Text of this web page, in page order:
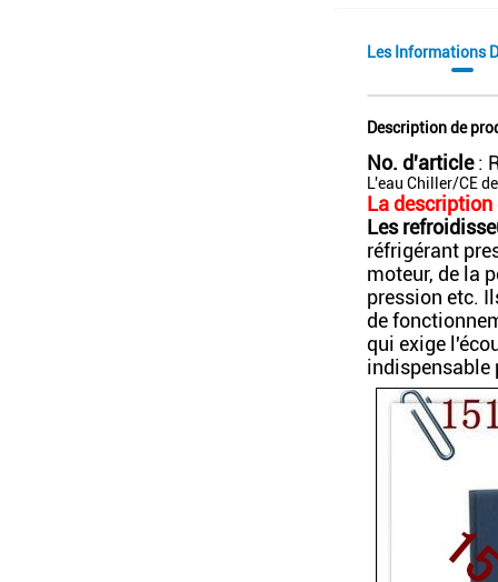
Les Informations
Description de
No. d'article:
L'eau Chiller/CE
La description
Les
réfrigérant
moteur, de la
pression etc.
de
qui exige
indispensable